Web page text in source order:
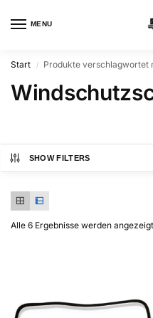
MENU
Start / Produkte verschlagwortet
SHOW FILTERS
Alle 6 Ergebnisse werden angezeigt